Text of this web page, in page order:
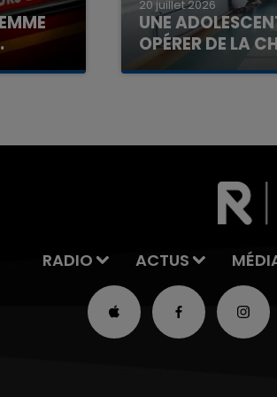
avoir
20 juillet 2026
UNE
OPÉRER DE LA
La famille a porté
RADIO ACTUS